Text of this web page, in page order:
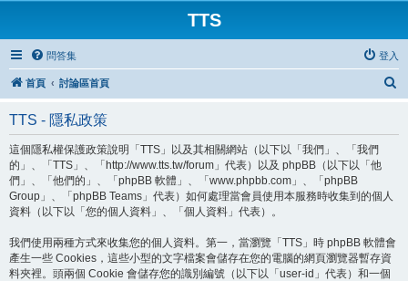
TTS
問答集 登入
首頁 討論區首頁
TTS - 隱私政策
這個隱私權保護政策說明「TTS」以及其相關網站（以下以「我們」、「我們
的」、「TTS」、「http://www.tts.tw/forum」代表）以及 phpBB（以下以「他
們」、「他們的」、「phpBB 軟體」、「www.phpbb.com」、「phpBB
Group」、「phpBB Teams」代表）如何處理當會員使用本服務時收集到的個人
資料（以下以「您的個人資料」、「個人資料」代表）。
我們使用兩種方式來收集您的個人資料。第一，當瀏覽「TTS」時 phpBB 軟體會
產生一些 Cookies，這些小型的文字檔案會儲存在您的電腦的網頁瀏覽器暫存資
料夾裡。頭兩個 Cookie 會儲存您的識別編號（以下以「user-id」代表）和一個